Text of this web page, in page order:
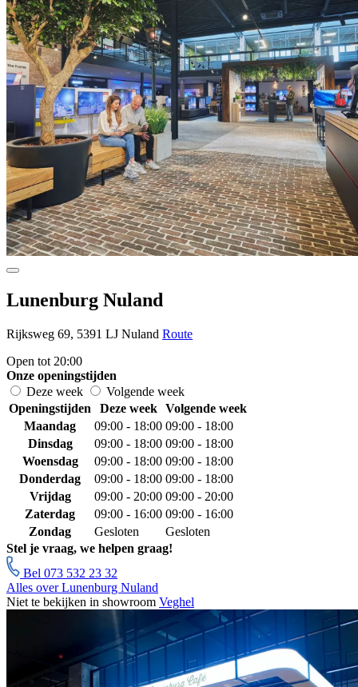
Lunenburg Nuland
Rijksweg 69, 5391 LJ Nuland Route
Open tot 20:00
Onze openingstijden
Deze week
Volgende week
Openingstijden
Deze week
Volgende week
Maandag
09:00 - 18:00 09:00 - 18:00
Dinsdag
09:00 - 18:00 09:00 - 18:00
Woensdag
09:00 - 18:00 09:00 - 18:00
Donderdag
09:00 - 18:00 09:00 - 18:00
Vrijdag
09:00 - 20:00 09:00 - 20:00
Zaterdag
09:00 - 16:00 09:00 - 16:00
Zondag
Gesloten
Gesloten
Stel je vraag, we helpen graag!
Bel 073 532 23 32
Alles over Lunenburg Nuland
Niet te bekijken in showroom Veghel